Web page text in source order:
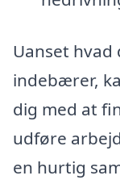
Uanset
indebærer,
dig med at
udføre
en hurtig